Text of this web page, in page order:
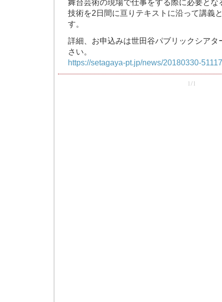
舞台芸術の現場で仕事をする際に必要と
技術を2日間に亘りテキストに沿って講義
す。
詳細、お申込みは世田谷パブリックシア
さい。
https://setagaya-pt.jp/news/20180330-
1/1